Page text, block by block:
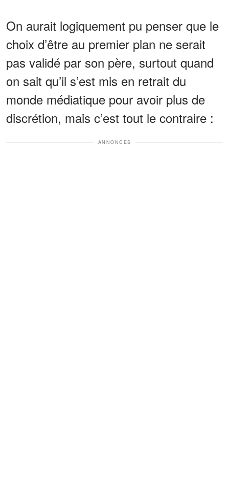
On aurait logiquement pu penser que le
choix d’être au premier plan ne serait
pas validé par son père, surtout quand
on sait qu’il s’est mis en retrait du
monde médiatique pour avoir plus de
discrétion, mais c’est tout le contraire :
ANNONCES